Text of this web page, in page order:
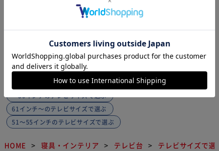
1
テレビサイズで選ぶの別種類の商品を探す
～50インチのテレビサイズで選ぶ
61インチ～のテレビサイズで選ぶ
51～55インチのテレビサイズで選ぶ
HOME 寝具・インテリア テレビ台 テレビサイズで選